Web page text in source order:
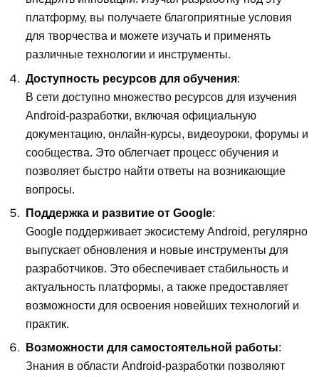
платформу, вы получаете благоприятные условия
для творчества и можете изучать и применять
различные технологии и инструменты.
Доступность ресурсов для обучения:
В сети доступно множество ресурсов для изучения
Android-разработки, включая официальную
документацию, онлайн-курсы, видеоуроки, форумы и
сообщества. Это облегчает процесс обучения и
позволяет быстро найти ответы на возникающие
вопросы.
Поддержка и развитие от Google:
Google поддерживает экосистему Android, регулярно
выпускает обновления и новые инструменты для
разработчиков. Это обеспечивает стабильность и
актуальность платформы, а также предоставляет
возможности для освоения новейших технологий и
практик.
Возможности для самостоятельной работы:
Знания в области Android-разработки позволяют